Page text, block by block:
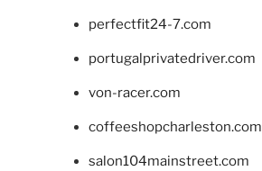
perfectfit24-7.com
portugalprivatedriver.com
von-racer.com
coffeeshopcharleston.com
salon104mainstreet.com